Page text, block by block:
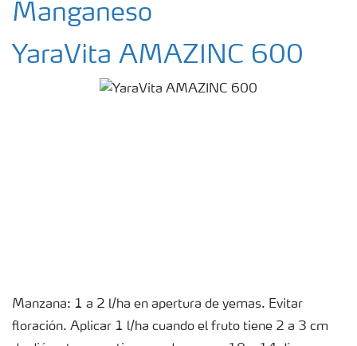
Manganeso
YaraVita AMAZINC 600
Manzana: 1 a 2 l/ha en apertura de yemas. Evitar
floración. Aplicar 1 l/ha cuando el fruto tiene 2 a 3 cm